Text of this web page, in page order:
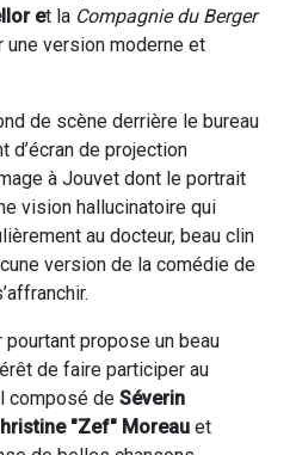
et la Compagnie du Berger
une version moderne et
de scène derrière le bureau
d’écran de projection
à Jouvet dont le portrait
vision hallucinatoire qui
au docteur, beau clin
version de la comédie de
pourtant propose un beau
de faire participer au
composé de Séverin
"Zef" Moreau et